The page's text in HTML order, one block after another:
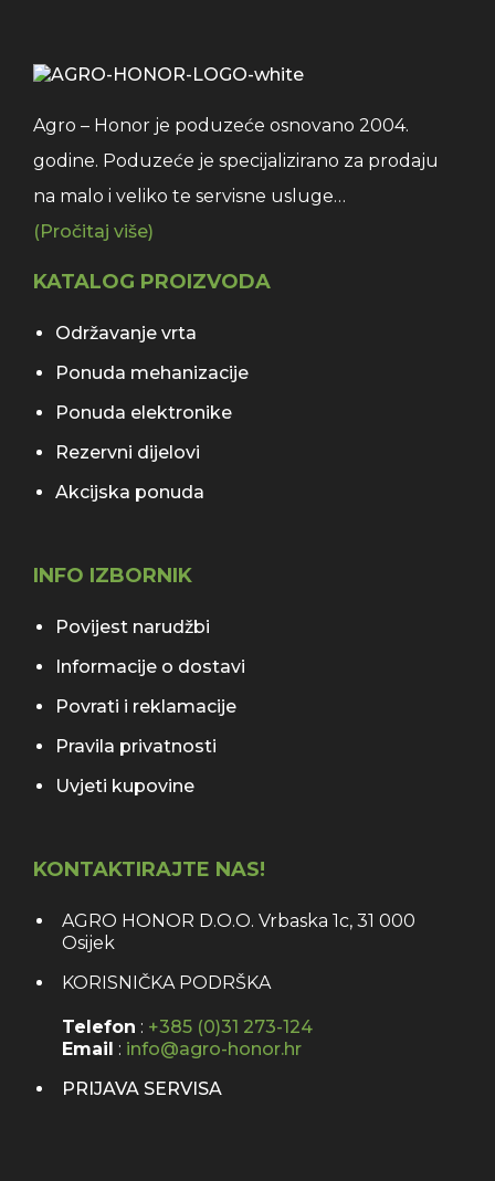
Agro – Honor je poduzeće osnovano 2004.
godine. Poduzeće je specijalizirano za prodaju
na malo i veliko te servisne usluge…
(Pročitaj više)
KATALOG PROIZVODA
Održavanje vrta
Ponuda mehanizacije
Ponuda elektronike
Rezervni dijelovi
Akcijska ponuda
INFO IZBORNIK
Povijest narudžbi
Informacije o dostavi
Povrati i reklamacije
Pravila privatnosti
Uvjeti kupovine
KONTAKTIRAJTE NAS!
AGRO HONOR D.O.O. Vrbaska 1c, 31 000
Osijek
KORISNIČKA PODRŠKA
Telefon : +385 (0)31 273-124
Email : info@agro-honor.hr
PRIJAVA SERVISA